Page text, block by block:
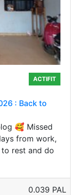
ACTIFIT
: Back to
🥰 Missed
from work,
rest and do
0.039 PAL